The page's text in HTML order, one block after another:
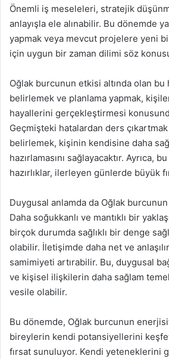
Önemli iş meseleleri, stratejik
anlayışla ele alınabilir. Bu dönemde
yapmak veya mevcut projelere yeni
için uygun bir zaman dilimi söz
Oğlak burcunun etkisi altında olan bu
belirlemek ve planlama yapmak,
hayallerini gerçekleştirmesi
Geçmişteki hatalardan ders
belirlemek, kişinin kendisine daha
hazırlamasını sağlayacaktır. Ayrıca,
hazırlıklar, ilerleyen günlerde büyük
Duygusal anlamda da Oğlak
Daha soğukkanlı ve mantıklı bir
birçok durumda sağlıklı bir denge
olabilir. İletişimde daha net ve
samimiyeti artırabilir. Bu, duygusal
ve kişisel ilişkilerin daha sağlam
vesile olabilir.
Bu dönemde, Oğlak burcunun
bireylerin kendi potansiyellerini
fırsat sunuluyor. Kendi yeteneklerini